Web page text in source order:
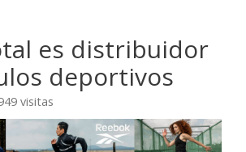
es distribuidor
deportivos
visitas